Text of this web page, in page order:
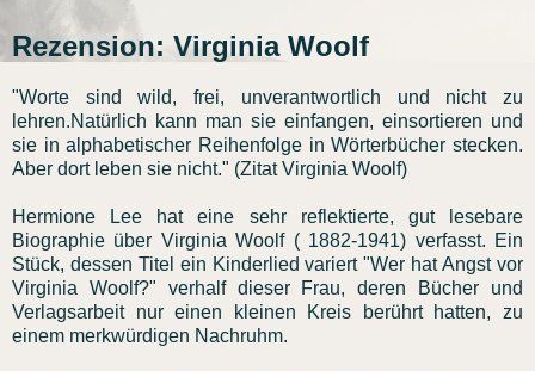
Rezension: Virginia Woolf
"Worte sind wild, frei, unverantwortlich und nicht zu
lehren.Natürlich kann man sie einfangen, einsortieren und
sie in alphabetischer Reihenfolge in Wörterbücher stecken.
Aber dort leben sie nicht." (Zitat Virginia Woolf)
Hermione Lee hat eine sehr reflektierte, gut lesebare
Biographie über Virginia Woolf ( 1882-1941) verfasst. Ein
Stück, dessen Titel ein Kinderlied variert "Wer hat Angst vor
Virginia Woolf?" verhalf dieser Frau, deren Bücher und
Verlagsarbeit nur einen kleinen Kreis berührt hatten, zu
einem merkwürdigen Nachruhm.